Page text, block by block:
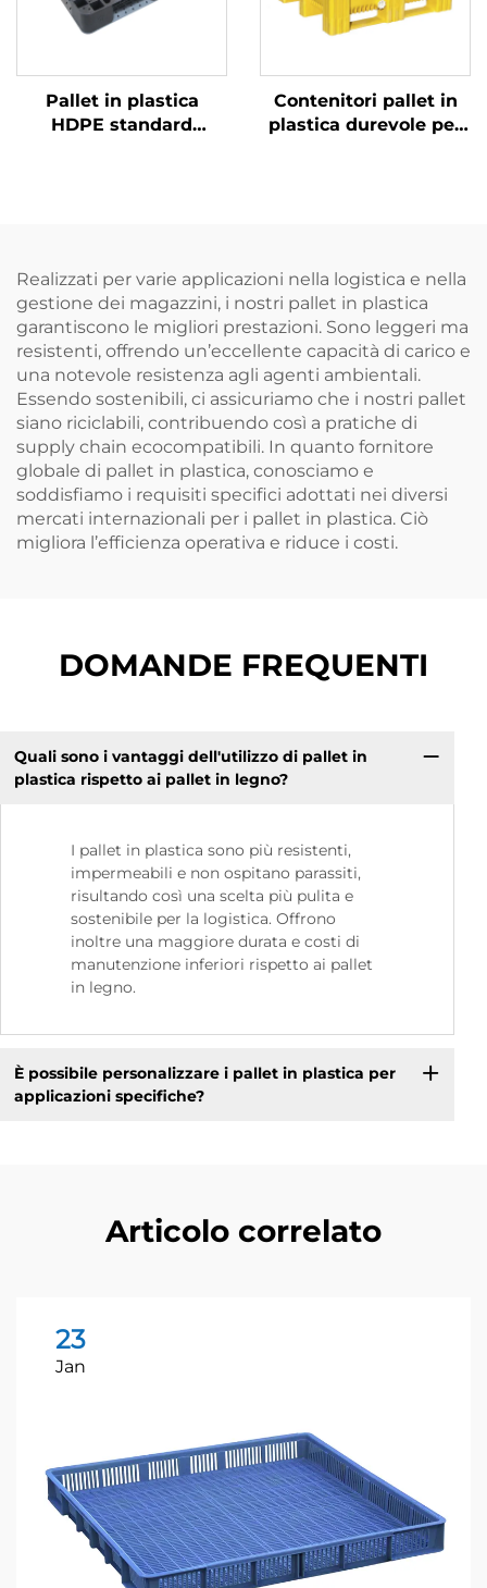
Pallet in plastica
HDPE standard
supermercati.
Contenitori pallet in
plastica durevole per
Realizzati per varie applicazioni nella logistica e nella
gestione dei magazzini, i nostri pallet in plastica
garantiscono le migliori prestazioni. Sono leggeri ma
resistenti, offrendo un’eccellente capacità di carico e
una notevole resistenza agli agenti ambientali.
Essendo sostenibili, ci assicuriamo che i nostri pallet
siano riciclabili, contribuendo così a pratiche di
supply chain ecocompatibili. In quanto fornitore
globale di pallet in plastica, conosciamo e
soddisfiamo i requisiti specifici adottati nei diversi
mercati internazionali per i pallet in plastica. Ciò
migliora l’efficienza operativa e riduce i costi.
DOMANDE FREQUENTI
Quali sono i vantaggi dell'utilizzo di pallet in
plastica rispetto ai pallet in legno?
I pallet in plastica sono più resistenti,
impermeabili e non ospitano parassiti,
risultando così una scelta più pulita e
sostenibile per la logistica. Offrono
inoltre una maggiore durata e costi di
manutenzione inferiori rispetto ai pallet
in legno.
È possibile personalizzare i pallet in plastica per
applicazioni specifiche?
Articolo correlato
23
Jan